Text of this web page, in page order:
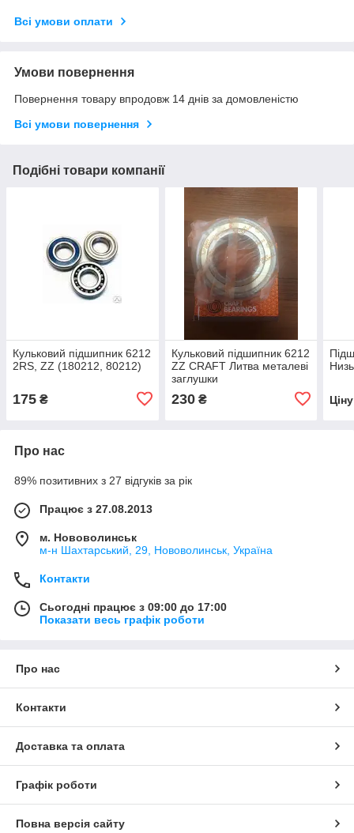
Всі умови оплати
Умови повернення
Повернення товару впродовж 14 днів за домовленістю
Всі умови повернення
Подібні товари компанії
Кульковий підшипник 6212
2RS, ZZ (180212, 80212)
175 ₴
Кульковий підшипник 6212
ZZ CRAFT Литва металеві
заглушки
230₴
Про нас
89% позитивних з 27 відгуків за рік
Працює з 27.08.2013
м. Нововолинськ
м-н Шахтарський, 29, Нововолинськ, Україна
Контакти
Сьогодні працює з 09:00 до 17:00
Показати весь графік роботи
Про нас
Контакти
Доставка та оплата
Графік роботи
Повна версія сайту